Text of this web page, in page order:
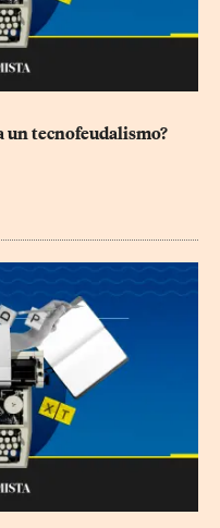
un tecnofeudalismo?